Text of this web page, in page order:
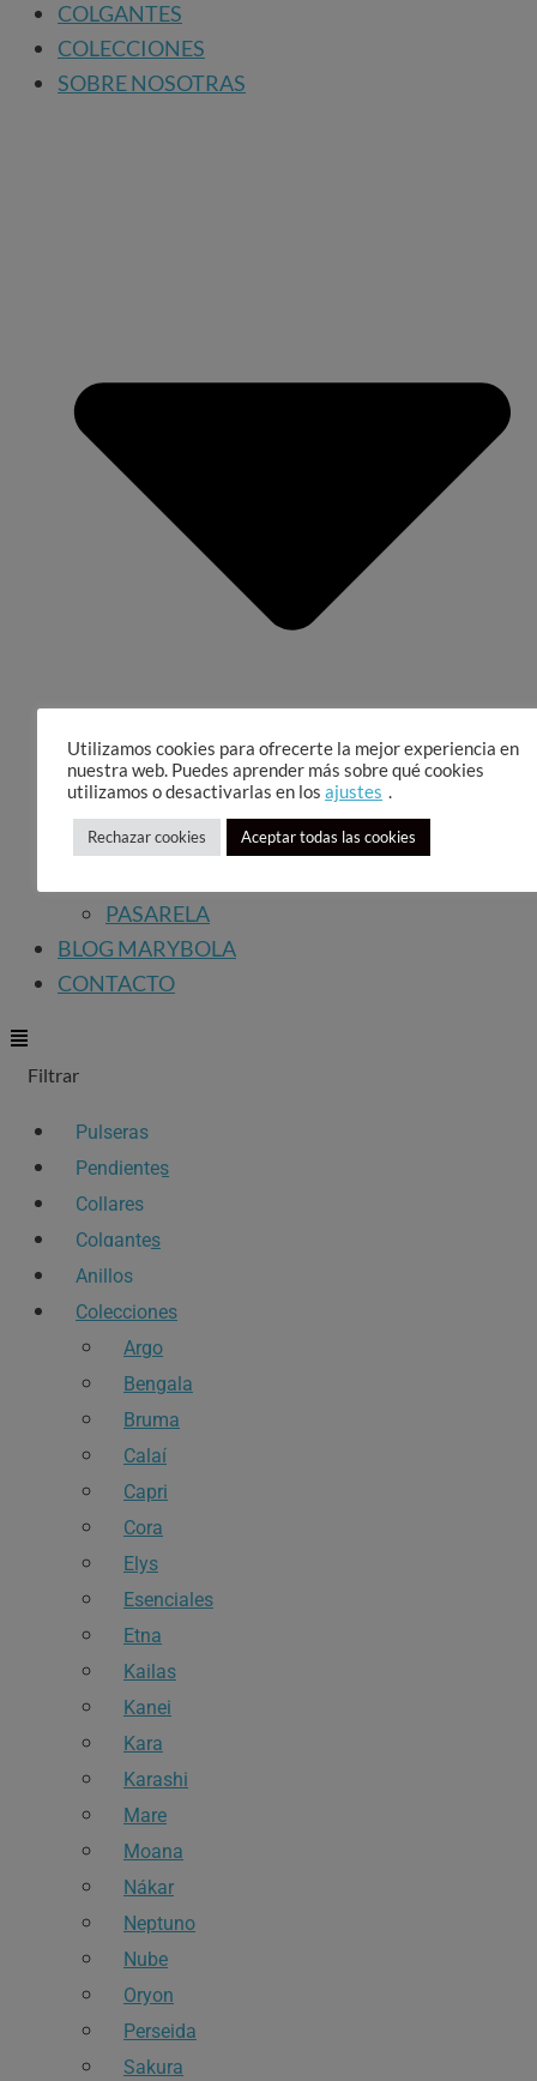
COLGANTES
COLECCIONES
SOBRE NOSOTRAS
PASARELA
BLOG MARYBOLA
CONTACTO
Main
Menu
Filtrar
Pulseras
Pendientes
Collares
Colgantes
Anillos
Colecciones
Argo
Bengala
Bruma
Calaí
Capri
Cora
Elys
Esenciales
Etna
Kailas
Kanei
Kara
Karashi
Mare
Moana
Nákar
Neptuno
Nube
Oryon
Perseida
Sakura
Utilizamos cookies para ofrecerte la mejor experiencia en
nuestra web. Puedes aprender más sobre qué cookies
utilizamos o desactivarlas en los ajustes .
Rechazar cookies Aceptar todas las cookies